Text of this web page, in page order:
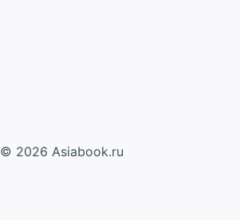
© 2026 Asiabook.ru